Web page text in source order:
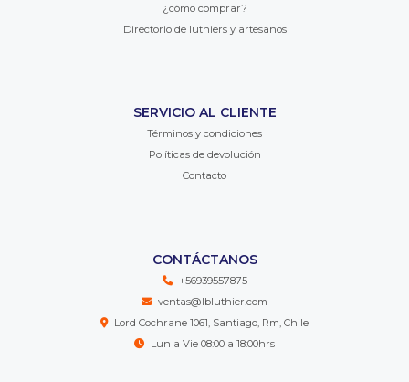
¿cómo comprar?
Directorio de luthiers y artesanos
SERVICIO AL CLIENTE
Términos y condiciones
Políticas de devolución
Contacto
CONTÁCTANOS
+56939557875
ventas@lbluthier.com
Lord Cochrane 1061, Santiago, Rm, Chile
Lun a Vie 08:00 a 18:00hrs